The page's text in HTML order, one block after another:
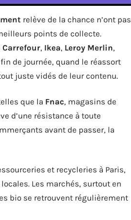
relève de la chance n’ont pas
points de collecte.
Carrefour, Ikea, Leroy Merlin,
de journée, quand le réassort
juste vidés de leur contenu.
que la Fnac, magasins de
d’une résistance à toute
avant de passer, la
et recycleries à Paris,
Les marchés, surtout en
bio se retrouvent régulièrement